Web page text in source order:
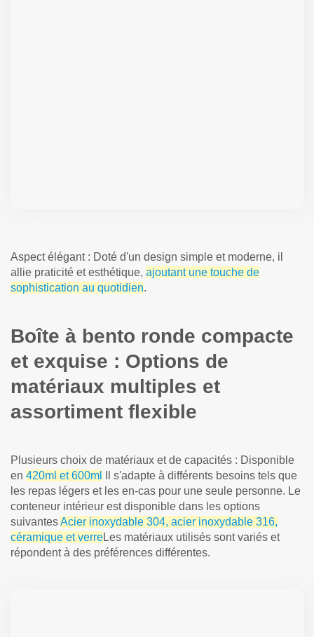
Aspect élégant : Doté d'un design simple et moderne, il
allie praticité et esthétique, ajoutant une touche de
sophistication au quotidien.
Boîte à bento ronde compacte
et exquise : Options de
matériaux multiples et
assortiment flexible
Plusieurs choix de matériaux et de capacités : Disponible
en 420ml et 600ml
Il s'adapte à différents besoins tels que
les repas légers et les en-cas pour une seule personne. Le
conteneur intérieur est disponible dans les options
suivantesAcier inoxydable 304, acier inoxydable 316,
céramique et verreLes matériaux utilisés sont variés et
répondent à des préférences différentes.